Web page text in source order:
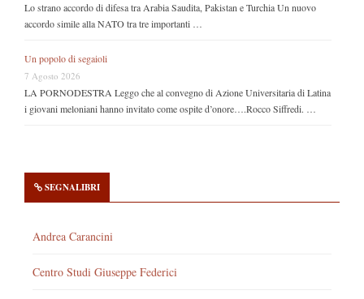
Lo strano accordo di difesa tra Arabia Saudita, Pakistan e Turchia Un nuovo
accordo simile alla NATO tra tre importanti …
Un popolo di segaioli
7 Agosto 2026
LA PORNODESTRA Leggo che al convegno di Azione Universitaria di Latina
i giovani meloniani hanno invitato come ospite d’onore….Rocco Siffredi. …
SEGNALIBRI
Andrea Carancini
Centro Studi Giuseppe Federici